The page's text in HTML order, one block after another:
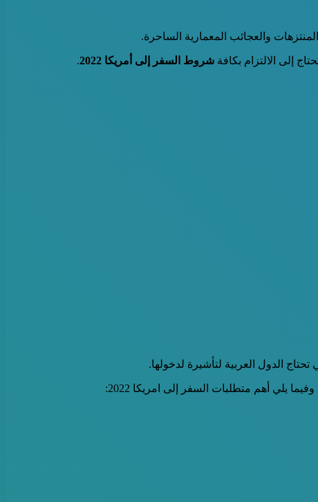
والعجائب المعمارية الساحرة.
إلى الالتزام بكافة شروط السفر إلى أمريكا 2022 .
الدول العربية لتأشيرة لدخولها.
يلي أهم متطلبات السفر إلى امريكا 2022: